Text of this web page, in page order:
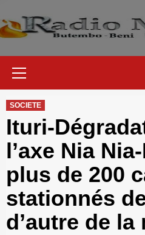
to
content
SOCIETE
Ituri-
l’axe Nia
plus de 200
stationnés
d’autre de la